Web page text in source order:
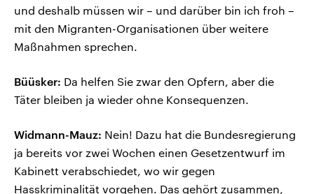
und deshalb müssen wir – und darüber bin ich froh –
mit den Migranten-Organisationen über weitere
Maßnahmen sprechen.
Büüsker: Da helfen Sie zwar den Opfern, aber die
Täter bleiben ja wieder ohne Konsequenzen.
Widmann-Mauz: Nein! Dazu hat die Bundesregierung
ja bereits vor zwei Wochen einen Gesetzentwurf im
Kabinett verabschiedet, wo wir gegen
Hasskriminalität vorgehen. Das gehört zusammen,